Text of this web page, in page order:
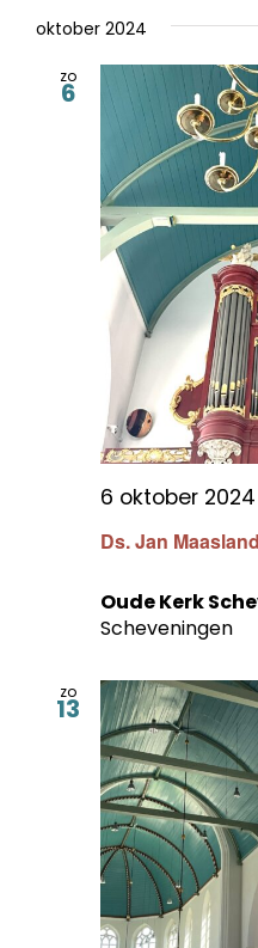
oktober 2024
zo
6
Ds. Jan
6 oktober 2024
Oude Kerk
Scheveningen
zo
13